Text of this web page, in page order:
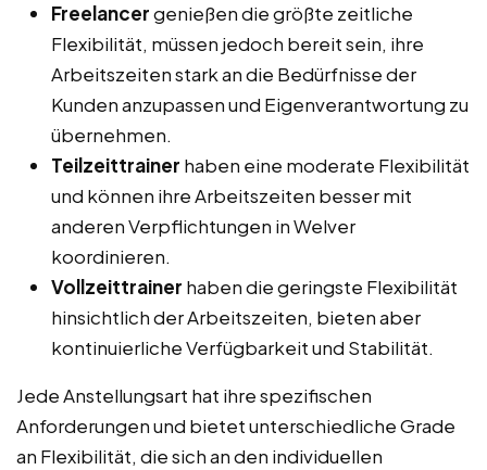
Freelancergenießen die größte zeitliche
Flexibilität, müssen jedoch bereit sein, ihre
Arbeitszeiten stark an die Bedürfnisse der
Kunden anzupassen und Eigenverantwortung zu
übernehmen.
Teilzeittrainer haben eine moderate Flexibilität
und können ihre Arbeitszeiten besser mit
anderen Verpflichtungen in Welver
koordinieren.
Vollzeittrainer haben die geringste Flexibilität
hinsichtlich der Arbeitszeiten, bieten aber
kontinuierliche Verfügbarkeit und Stabilität.
Jede Anstellungsart hat ihre spezifischen
Anforderungen und bietet unterschiedliche Grade
an Flexibilität, die sich an den individuellen